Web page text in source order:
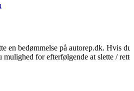
en bedømmelse på autorep.dk. Hvis du
for efterfølgende at slette /